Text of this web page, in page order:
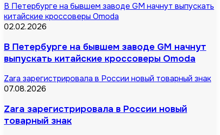
В Петербурге на бывшем заводе GM начнут выпускать
китайские кроссоверы Omoda
02.02.2026
В Петербурге на бывшем заводе GM начнут
выпускать китайские кроссоверы Omoda
Zara зарегистрировала в России новый товарный знак
07.08.2026
Zara зарегистрировала в России новый
товарный знак